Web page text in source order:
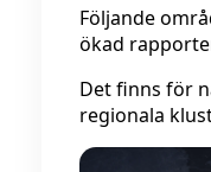
Följande
ökad
Det finns för
regionala